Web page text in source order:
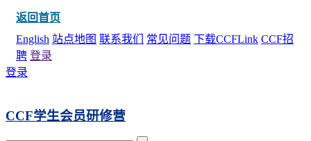
返回首页
English 站点地图 联系我们 常见问题 下载CCFLink CCF招
聘 登录
登录
CCF学生会员研修营